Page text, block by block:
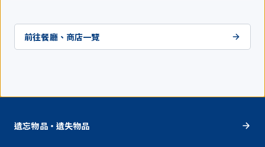
前往餐廳、商店一覽
遺忘物品・遺失物品